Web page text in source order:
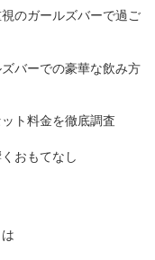
のガールズバーで過ご
バーでの豪華な飲み方
ト料金を徹底調査
おもてなし